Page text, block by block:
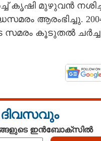
കൃഷി മുഴുവൻ
ആരംഭിച്ചു.
സമരം കൂടുതൽ
ദിവസവും
ഇൻബോക്സിൽ